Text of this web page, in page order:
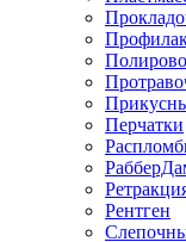
Перчатки
Рентген